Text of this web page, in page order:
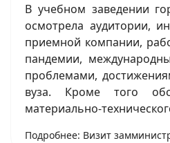
В учебном заведении
осмотрела аудитории,
приемной компании,
пандемии,
проблемами,
вуза. Кроме того
материально-
Подробнее: Визит